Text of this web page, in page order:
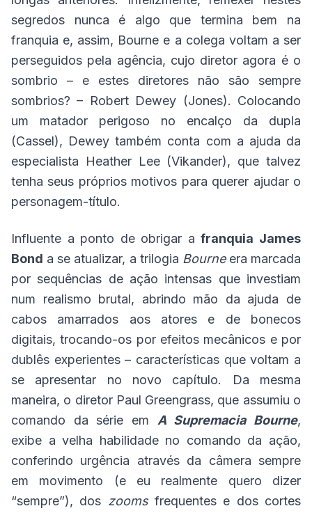
segredos nunca é algo que termina bem na
franquia e, assim, Bourne e a colega voltam a ser
perseguidos pela agência, cujo diretor agora é o
sombrio – e estes diretores não são sempre
sombrios? – Robert Dewey (Jones). Colocando
um matador perigoso no encalço da dupla
(Cassel), Dewey também conta com a ajuda da
especialista Heather Lee (Vikander), que talvez
tenha seus próprios motivos para querer ajudar o
personagem-título.
Influente a ponto de obrigar afranquia James
Bond a se atualizar, a trilogia Bourneera marcada
por sequências de ação intensas que investiam
num realismo brutal, abrindo mão da ajuda de
cabos amarrados aos atores e de bonecos
digitais, trocando-os por efeitos mecânicos e por
dublês experientes – características que voltam a
se apresentar no novo capítulo. Da mesma
maneira, o diretor Paul Greengrass, que assumiu o
comando da série em A Supremacia Bourne,
exibe a velha habilidade no comando da ação,
conferindo urgência através da câmera sempre
em movimento (e eu realmente quero dizer
“sempre”), dos zoomsfrequentes e dos cortes